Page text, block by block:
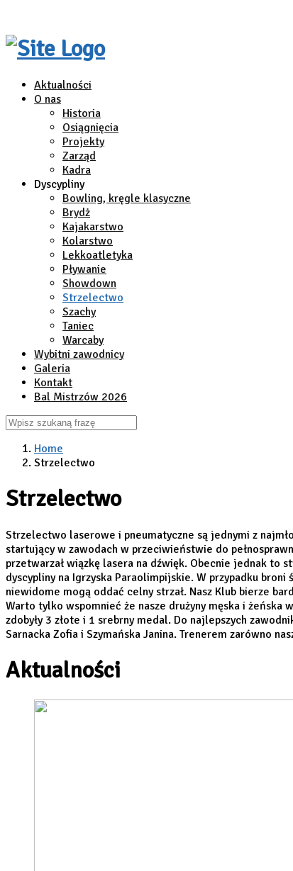
Aktualności
O nas
Historia
Osiągnięcia
Projekty
Zarząd
Kadra
Dyscypliny
Bowling, kręgle klasyczne
Brydż
Kajakarstwo
Kolarstwo
Lekkoatletyka
Pływanie
Showdown
Strzelectwo
Szachy
Taniec
Warcaby
Wybitni zawodnicy
Galeria
Kontakt
Bal Mistrzów 2026
Home
Strzelectwo
Strzelectwo
Strzelectwo laserowe i pneumatyczne są jednymi z
startujący w zawodach w przeciwieństwie do
przetwarzał wiązkę lasera na dźwięk. Obecnie jednak to
dyscypliny na Igrzyska Paraolimpijskie. W przypadku
niewidome mogą oddać celny strzał. Nasz Klub bierze
Warto tylko wspomnieć że nasze drużyny męska i
zdobyły 3 złote i 1 srebrny medal. Do najlepszych
Sarnacka Zofia i Szymańska Janina. Trenerem zarówno
Aktualności